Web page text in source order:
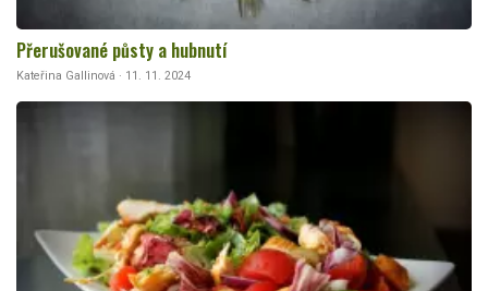
Přerušované půsty a hubnutí
Kateřina Gallinová · 11. 11. 2024